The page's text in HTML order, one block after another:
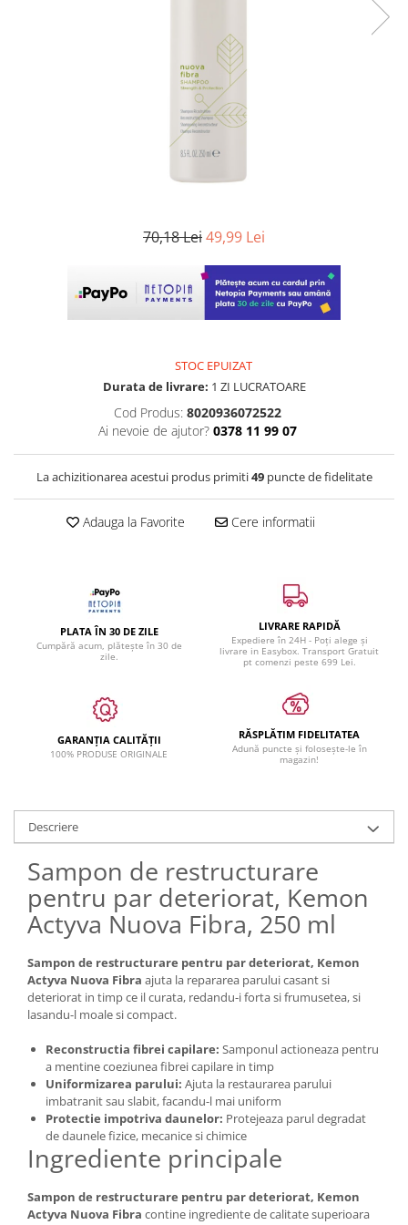
70,18 Lei49,99 Lei
STOC EPUIZAT
Durata de livrare: 1 ZI LUCRATOARE
Cod Produs: 8020936072522
Ai nevoie de ajutor? 0378 11 99 07
La achizitionarea acestui produs primiti49puncte de fidelitate
Adauga la Favorite Cere informatii
PLATA ÎN 30 DE ZILE
Cumpără acum, plătește în 30 de
zile.
LIVRARE RAPIDĂ
Expediere în 24H - Poți alege și
livrare in Easybox. Transport Gratuit
pt comenzi peste 699 Lei.
GARANȚIA CALITĂȚII
100% PRODUSE ORIGINALE
RĂSPLĂTIM FIDELITATEA
Adună puncte și folosește-le în
magazin!
Descriere
Sampon de restructurare
pentru par deteriorat, Kemon
Actyva Nuova Fibra, 250 ml
Sampon de restructurare pentru par deteriorat, Kemon
Actyva Nuova Fibra ajuta la repararea parului casant si
deteriorat in timp ce il curata, redandu-i forta si frumusetea, si
lasandu-l moale si compact.
Reconstructia fibrei capilare: Samponul actioneaza pentru
a mentine coeziunea fibrei capilare in timp
Uniformizarea parului: Ajuta la restaurarea parului
imbatranit sau slabit, facandu-l mai uniform
Protectie impotriva daunelor: Protejeaza parul degradat
de daunele fizice, mecanice si chimice
Ingrediente principale
Sampon de restructurare pentru par deteriorat, Kemon
Actyva Nuova Fibra contine ingrediente de calitate superioara